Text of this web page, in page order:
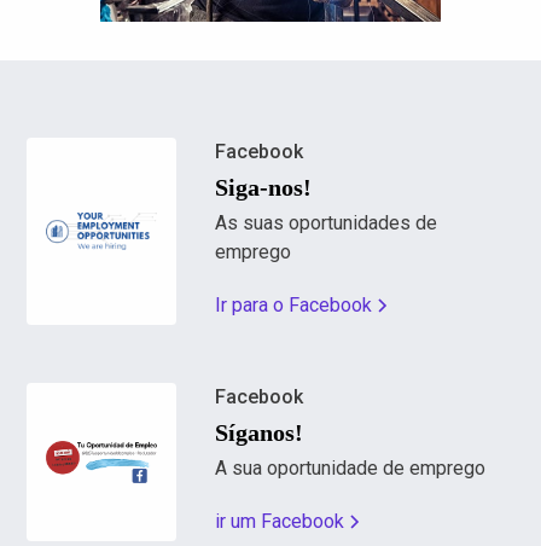
Facebook
Siga-nos!
As suas oportunidades de
emprego
Ir para o Facebook
Facebook
Síganos!
A sua oportunidade de emprego
ir um Facebook